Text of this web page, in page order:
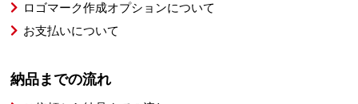
ロゴマーク作成オプションについて
お支払いについて
納品までの流れ